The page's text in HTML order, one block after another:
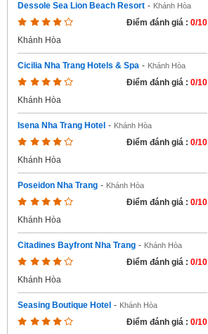
Dessole Sea Lion Beach Resort - Khánh Hòa
Điểm đánh giá : 0/10
Khánh Hòa
Cicilia Nha Trang Hotels & Spa - Khánh Hòa
Điểm đánh giá : 0/10
Khánh Hòa
Isena Nha Trang Hotel - Khánh Hòa
Điểm đánh giá : 0/10
Khánh Hòa
Poseidon Nha Trang - Khánh Hòa
Điểm đánh giá : 0/10
Khánh Hòa
Citadines Bayfront Nha Trang - Khánh Hòa
Điểm đánh giá : 0/10
Khánh Hòa
Seasing Boutique Hotel - Khánh Hòa
Điểm đánh giá : 0/10